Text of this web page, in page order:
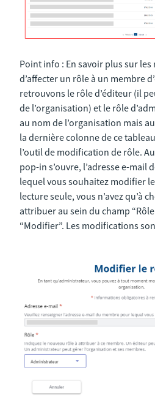
Point info : En savoir plus sur les
d’affecter un rôle à un membre
retrouvons le rôle d’éditeur (il
de l’organisation) et le rôle
au nom de l’organisation mais
la dernière colonne de ce
l’outil de modification de rôle.
pop-in s’ouvre, l’adresse e-mail
lequel vous souhaitez modifier
lecture seule, vous n’avez qu’à
attribuer au sein du champ
“Modifier”. Les modifications